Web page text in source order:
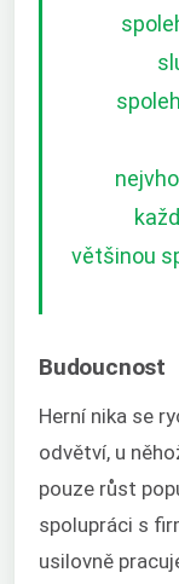
většinou
Budoucnost
Herní nika se
odvětví, u
pouze růst
spolupráci s
usilovně